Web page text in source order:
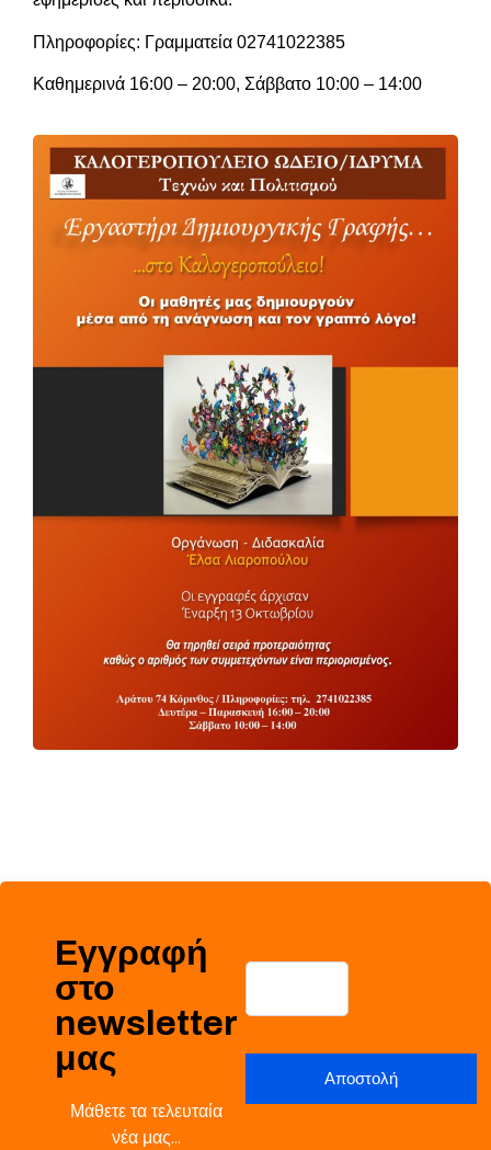
Πληροφορίες: Γραμματεία 02741022385
Καθημερινά 16:00 – 20:00, Σάββατο 10:00 – 14:00
Εγγραφή
στο
newsletter
μας
Μάθετε τα τελευταία
νέα μας…